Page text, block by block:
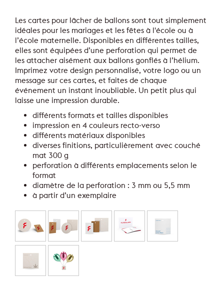
Les cartes pour lâcher de ballons sont tout simplement
idéales pour les mariages et les fêtes à l'école ou à
l’école maternelle. Disponibles en différentes tailles,
elles sont équipées d’une perforation qui permet de
les attacher aisément aux ballons gonflés à l’hélium.
Imprimez votre design personnalisé, votre logo ou un
message sur ces cartes, et faites de chaque
événement un instant inoubliable. Un petit plus qui
laisse une impression durable.
différents formats et tailles disponibles
impression en 4 couleurs recto-verso
différents matériaux disponibles
diverses finitions, particulièrement avec couché
mat 300 g
perforation à différents emplacements selon le
format
diamètre de la perforation : 3 mm ou 5,5 mm
à partir d’un exemplaire